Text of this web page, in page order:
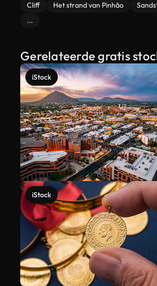
Cliff Het strand van Pinhão
...
Gerelateerde gratis
iStock
iStock